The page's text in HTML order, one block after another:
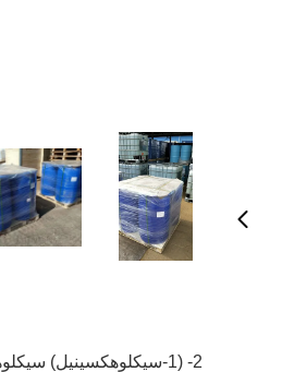
2- (1-سيكلوهكسينيل) سيكلوهكسانون CAS 1502-22-3